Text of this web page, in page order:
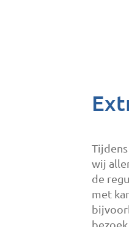
wij
de
met